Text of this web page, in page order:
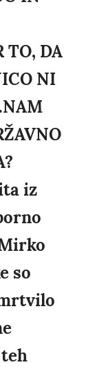
TO, DA
NI
iz
so